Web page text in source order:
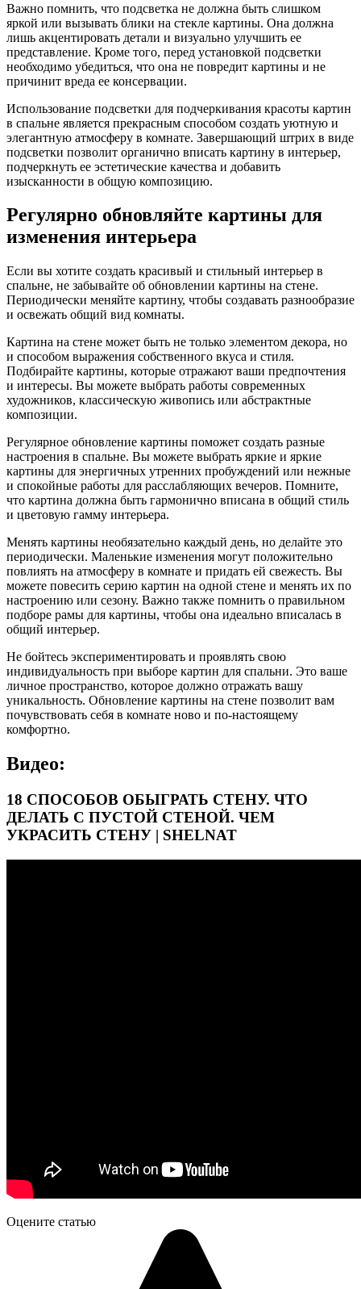
Важно помнить, что подсветка не должна быть слишком
яркой или вызывать блики на стекле картины. Она должна
лишь акцентировать детали и визуально улучшить ее
представление. Кроме того, перед установкой подсветки
необходимо убедиться, что она не повредит картины и не
причинит вреда ее консервации.
Использование подсветки для подчеркивания красоты картин
в спальне является прекрасным способом создать уютную и
элегантную атмосферу в комнате. Завершающий штрих в виде
подсветки позволит органично вписать картину в интерьер,
подчеркнуть ее эстетические качества и добавить
изысканности в общую композицию.
Регулярно обновляйте картины для
изменения интерьера
Если вы хотите создать красивый и стильный интерьер в
спальне, не забывайте об обновлении картины на стене.
Периодически меняйте картину, чтобы создавать разнообразие
и освежать общий вид комнаты.
Картина на стене может быть не только элементом декора, но
и способом выражения собственного вкуса и стиля.
Подбирайте картины, которые отражают ваши предпочтения
и интересы. Вы можете выбрать работы современных
художников, классическую живопись или абстрактные
композиции.
Регулярное обновление картины поможет создать разные
настроения в спальне. Вы можете выбрать яркие и яркие
картины для энергичных утренних пробуждений или нежные
и спокойные работы для расслабляющих вечеров. Помните,
что картина должна быть гармонично вписана в общий стиль
и цветовую гамму интерьера.
Менять картины необязательно каждый день, но делайте это
периодически. Маленькие изменения могут положительно
повлиять на атмосферу в комнате и придать ей свежесть. Вы
можете повесить серию картин на одной стене и менять их по
настроению или сезону. Важно также помнить о правильном
подборе рамы для картины, чтобы она идеально вписалась в
общий интерьер.
Не бойтесь экспериментировать и проявлять свою
индивидуальность при выборе картин для спальни. Это ваше
личное пространство, которое должно отражать вашу
уникальность. Обновление картины на стене позволит вам
почувствовать себя в комнате ново и по-настоящему
комфортно.
Видео:
18 СПОСОБОВ ОБЫГРАТЬ СТЕНУ. ЧТО
ДЕЛАТЬ С ПУСТОЙ СТЕНОЙ. ЧЕМ
УКРАСИТЬ СТЕНУ | SHELNAT
Оцените статью